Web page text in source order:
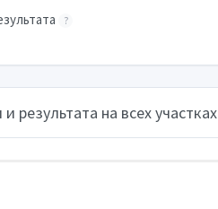
?
результата на всех участках